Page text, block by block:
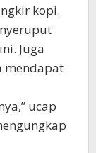
kopi.
Juga
mendapat
ucap